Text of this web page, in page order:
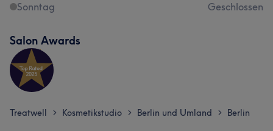
Sonntag
Geschlossen
Salon Awards
Treatwell > Kosmetikstudio > Berlin und Umland > Berlin